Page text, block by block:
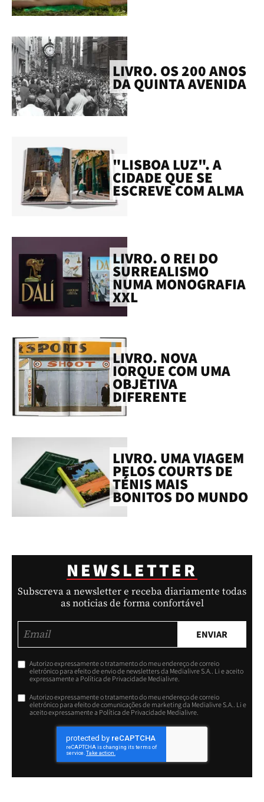
LIVRO. OS 200 ANOS
DA QUINTA AVENIDA
"LISBOA LUZ". A
CIDADE QUE SE
ESCREVE COM ALMA
LIVRO. O REI DO
SURREALISMO
NUMA MONOGRAFIA
XXL
LIVRO. NOVA
IORQUE COM UMA
OBJETIVA
DIFERENTE
LIVRO. UMA VIAGEM
PELOS COURTS DE
TÉNIS MAIS
BONITOS DO MUNDO
NEWSLETTER
Subscreva a newsletter e receba diariamente todas
as noticias de forma confortável
ENVIAR
Autorizo expressamente o tratamento do meu endereço de correio
eletrónico para efeito de envio de newsletters da Medialivre S.A.. Li e aceito
expressamente a Política de Privacidade Medialivre.
Autorizo expressamente o tratamento do meu endereço de correio
eletrónico para efeito de comunicações de marketing da Medialivre S.A.. Li e
aceito expressamente a Política de Privacidade Medialivre.